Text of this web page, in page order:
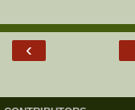
‹